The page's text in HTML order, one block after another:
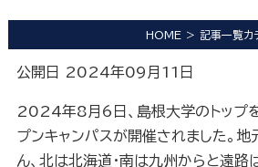
HOME 記事一覧カ
公開日 2024年09月11日
2024年8月6日、島根大学のトップ
プンキャンパスが開催されました。地
ん、北は北海道・南は九州からと遠路